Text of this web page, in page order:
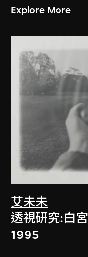
Explore More
艾未未
透視研究:白宮
1995